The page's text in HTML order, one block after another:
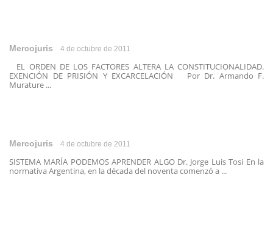
Mercojuris 4 de octubre de 2011
EL ORDEN DE LOS FACTORES ALTERA LA CONSTITUCIONALIDAD.
EXENCIÓN DE PRISIÓN Y EXCARCELACIÓN Por Dr. Armando F.
Murature ...
Mercojuris 4 de octubre de 2011
SISTEMA MARÍA PODEMOS APRENDER ALGO Dr. Jorge Luis Tosi En la
normativa Argentina, en la década del noventa comenzó a ...